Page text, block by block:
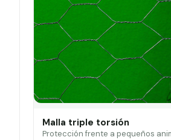
Malla triple torsión
Protección frente a pequeños